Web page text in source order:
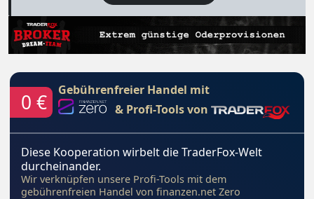
0 €
Gebührenfreier Handel mit
& Profi-Tools von
Diese Kooperation wirbelt die TraderFox-Welt
durcheinander.
Wir verknüpfen unsere Profi-Tools mit dem
gebührenfreien Handel von finanzen.net Zero